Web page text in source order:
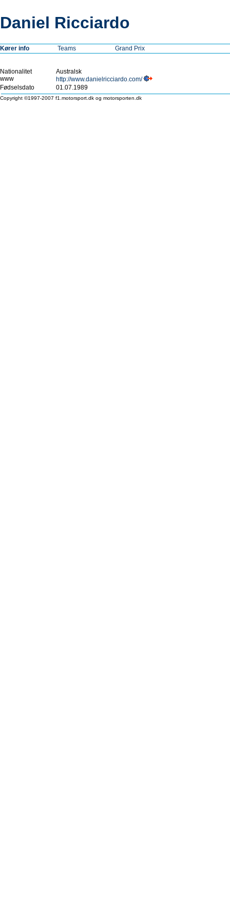
Daniel Ricciardo
Kører info Teams Grand Prix
Nationalitet
Australsk
www
http://www.danielricciardo.com/
Fødselsdato
01.07.1989
Copyright ©1997-2007 f1.motorsport.dk og motorsporten.dk